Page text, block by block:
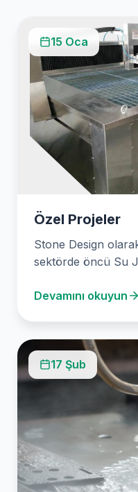
15 Oca
Özel Projeler
Stone Design
sektörde öncü Su
Devamını okuyun
17 Şub